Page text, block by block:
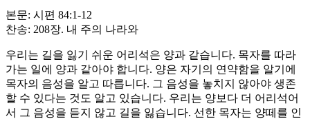
본문: 시편 84:1-12
찬송: 208장. 내 주의 나라와
우리는 길을 잃기 쉬운 어리석은 양과 같습니다. 목자를 따라
가는 일에 양과 같아야 합니다. 양은 자기의 연약함을 알기에
목자의 음성을 알고 따릅니다. 그 음성을 놓치지 않아야 생존
할 수 있다는 것도 알고 있습니다. 우리는 양보다 더 어리석어
서 그 음성을 듣지 않고 길을 잃습니다. 선한 목자는 양떼를 인